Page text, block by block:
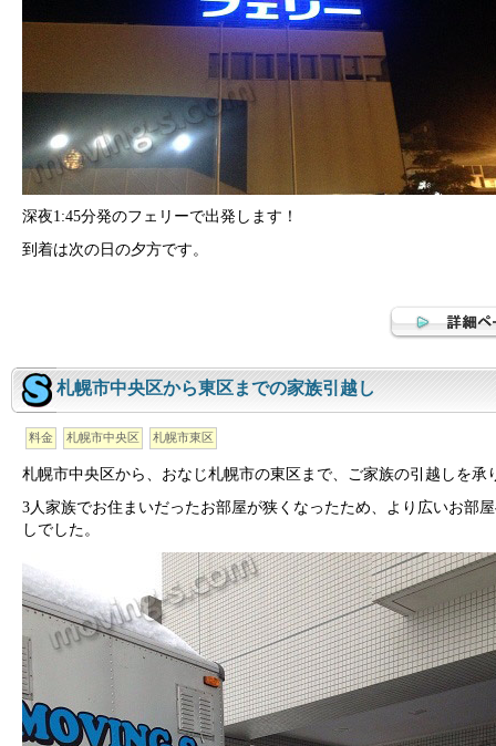
深夜1:45分発のフェリーで出発します！
到着は次の日の夕方です。
札幌市中央区から東区までの家族引越し
料金 札幌市中央区 札幌市東区
札幌市中央区から、おなじ札幌市の東区まで、ご家族の引越しを承
3人家族でお住まいだったお部屋が狭くなったため、より広いお部
しでした。